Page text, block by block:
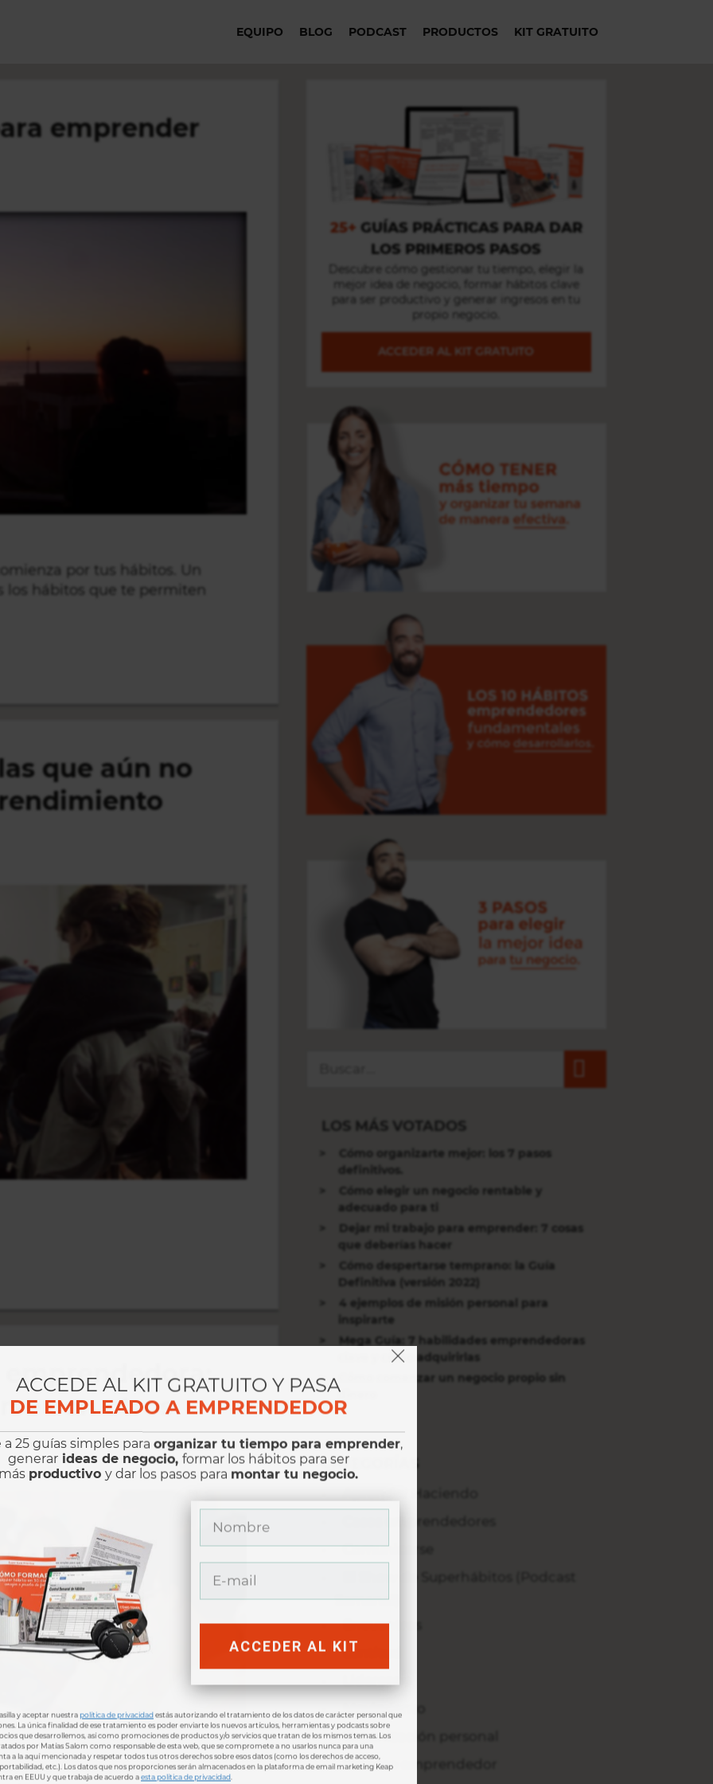
EQUIPO BLOG PODCAST PRODUCTOS KIT GRATUITO
emprender
por tus hábitos. Un
hábitos que te permiten
que aún no
con otros
digital sobre la
25+ GUÍAS PRÁCTICAS PARA DAR
LOS PRIMEROS PASOS
Descubre cómo gestionar tu tiempo, elegir la
mejor idea de negocio, formar hábitos clave
para ser productivo y generar ingresos en tu
propio negocio.
ACCEDER AL KIT GRATUITO
LOS MÁS VOTADOS
Cómo organizarte mejor: los 7 pasos
definitivos.
Cómo elegir un negocio rentable y
adecuado para ti
Dejar mi trabajo para emprender: 7 cosas
que deberías hacer
Cómo despertarse temprano: la Guía
Definitiva (versión 2022)
4 ejemplos de misión personal para
inspirarte
Mega Guía: 7 habilidades emprendedoras
clave y cómo adquirirlas
Cómo comenzar un negocio propio sin
dinero
CATEGORÍAS
Comunicarse
Semanal)
Encuentros
Lentitud
Liderazgo
Movimiento
Organización personal
Proceso emprendedor
ACCEDE AL KIT GRATUITO Y PASA
DE EMPLEADO A EMPRENDEDOR
a 25 guías simples para organizar tu tiempo para emprender,
generar ideas de negocio, formar los hábitos para ser
más productivoy dar los pasos para montar tu negocio.
ACCEDER AL KIT
y aceptar nuestrapolítica de privacidadestás autorizando el tratamiento de los datos de carácter personal que
La única finalidad de ese tratamiento es poder enviarte los nuevos artículos, herramientas y podcasts sobre
que desarrollemos, así como promociones de productos y/o servicios que tratan de los mismos temas. Los
por Matías Salom como responsable de esta web, que se compromete a no usarlos nunca para una
a la aquí mencionada y respetar todos tus otros derechos sobre esos datos (como los derechos de acceso,
etc.). Los datos que nos proporciones serán almacenados en la plataforma de email marketing Keap
en EEUU y que trabaja de acuerdo aesta política de privacidad.